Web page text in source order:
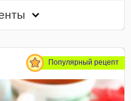
Популярный рецепт